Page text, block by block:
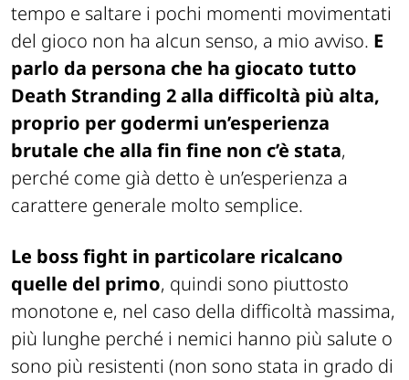
tempo e saltare i pochi momenti movimentati
del gioco non ha alcun senso, a mio avviso. E
parlo da persona che ha giocato tutto
Death Stranding 2alla difficoltà più alta,
proprio per godermi un’esperienza
brutale che alla fin fine non c’è stata,
perché come già detto è un’esperienza a
carattere generale molto semplice.
Le boss fight in particolare ricalcano
quelle del primo, quindi sono piuttosto
monotone e, nel caso della difficoltà massima,
più lunghe perché i nemici hanno più salute o
sono più resistenti (non sono stata in grado di